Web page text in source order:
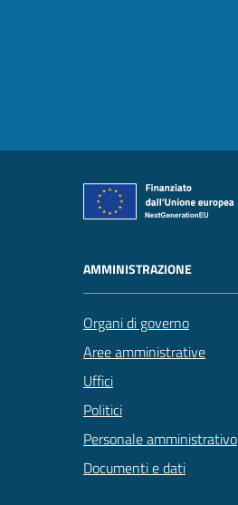
AMMINISTRAZIONE
Organi di governo
Aree amministrative
Uffici
Politici
Personale amministrativo
Documenti e dati